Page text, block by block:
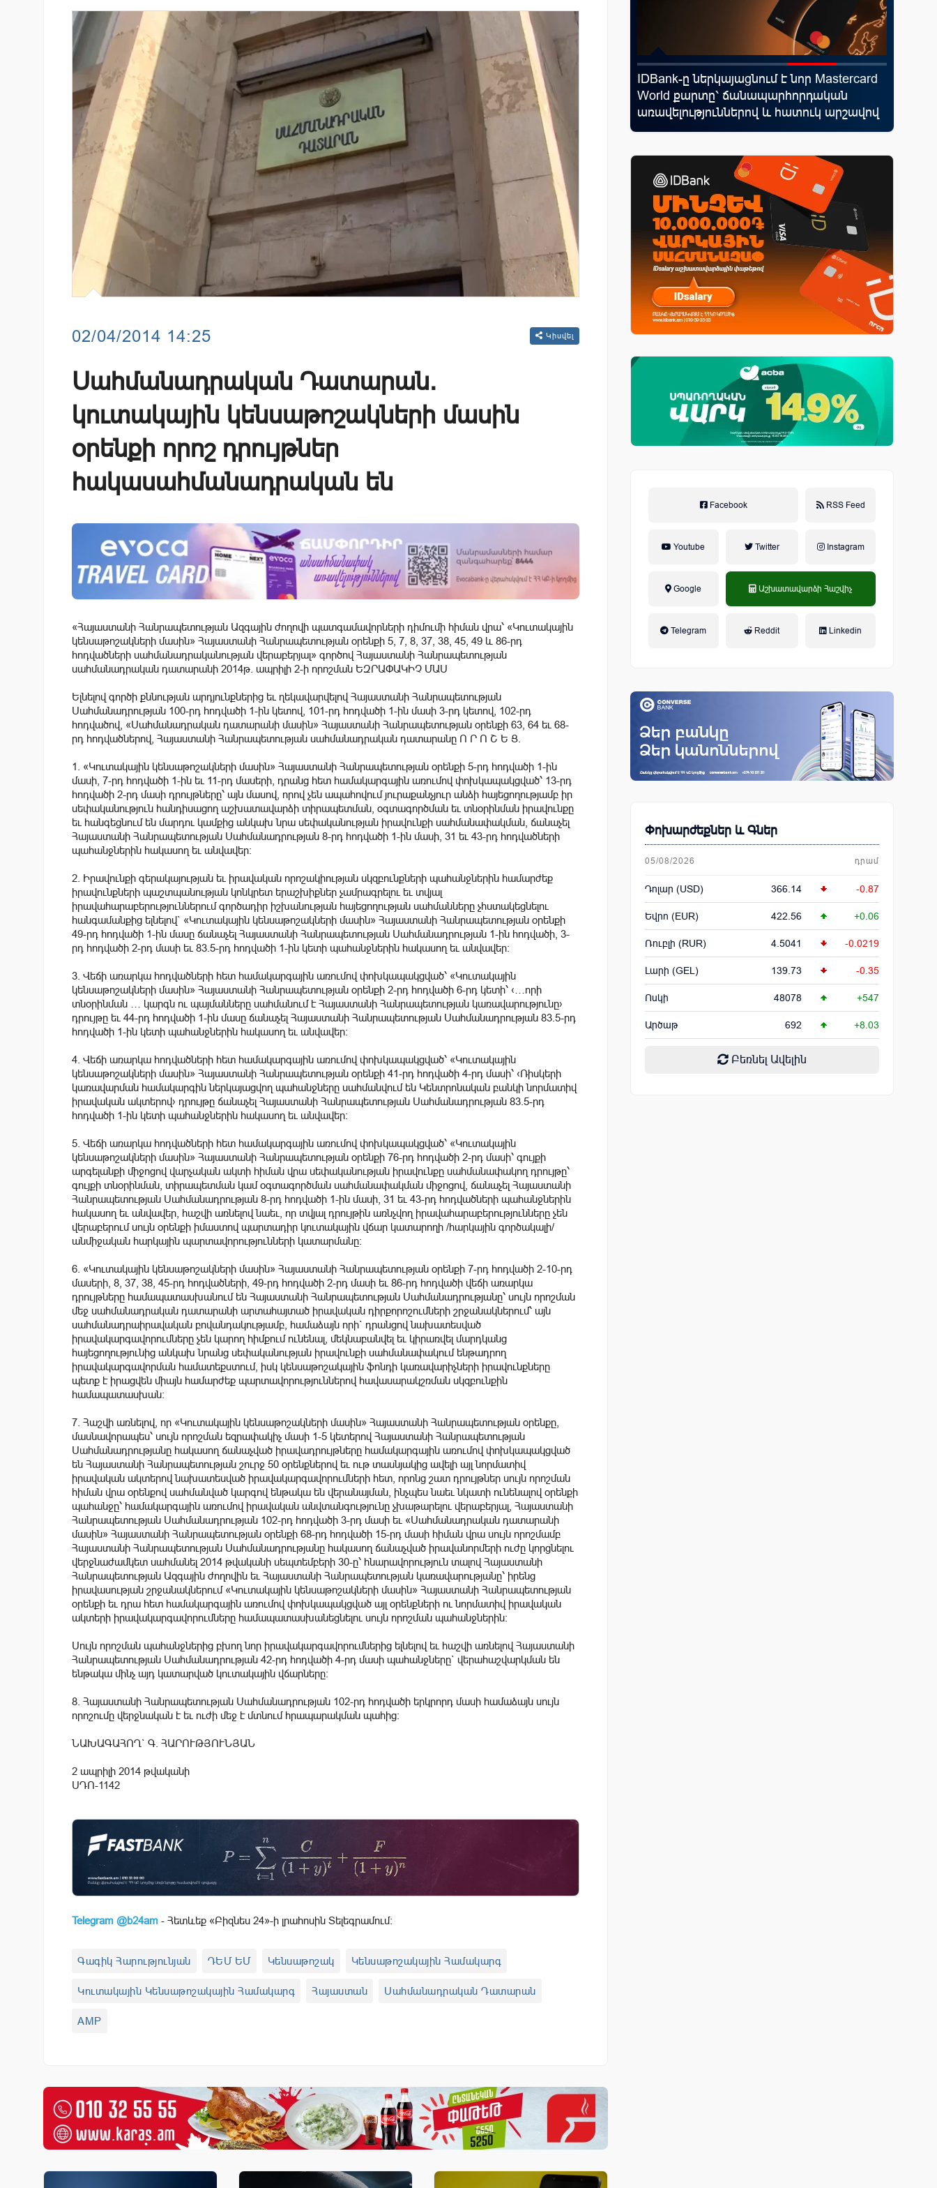
02/04/2014 14:25 Կիսվել
Սահմանադրական Դատարան.
կուտակային կենսաթոշակների մասին
օրենքի որոշ դրույթներ
հակասահմանադրական են
«Հայաստանի Հանրապետության Ազգային ժողովի պատգամավորների դիմումի հիման վրա՝ «Կուտակային
կենսաթոշակների մասին» Հայաստանի Հանրապետության օրենքի 5, 7, 8, 37, 38, 45, 49 և 86-րդ
հոդվածների սահմանադրականության վերաբերյալ» գործով Հայաստանի Հանրապետության
սահմանադրական դատարանի 2014թ. ապրիլի 2-ի որոշման ԵԶՐԱՓԱԿԻՉ ՄԱՍ
Ելնելով գործի քննության արդյունքներից եւ ղեկավարվելով Հայաստանի Հանրապետության
Սահմանադրության 100-րդ հոդվածի 1-ին կետով, 101-րդ հոդվածի 1-ին մասի 3-րդ կետով, 102-րդ
հոդվածով, «Սահմանադրական դատարանի մասին» Հայաստանի Հանրապետության օրենքի 63, 64 եւ 68-
րդ հոդվածներով, Հայաստանի Հանրապետության սահմանադրական դատարանը Ո Ր Ո Շ Ե Ց.
1. «Կուտակային կենսաթոշակների մասին» Հայաստանի Հանրապետության օրենքի 5-րդ հոդվածի 1-ին
մասի, 7-րդ հոդվածի 1-ին եւ 11-րդ մասերի, դրանց հետ համակարգային առումով փոխկապակցված՝ 13-րդ
հոդվածի 2-րդ մասի դրույթները՝ այն մասով, որով չեն ապահովում յուրաքանչյուր անձի հայեցողությամբ իր
սեփականություն հանդիսացող աշխատավարձի տիրապետման, օգտագործման եւ տնօրինման իրավունքը
եւ հանգեցնում են մարդու կամքից անկախ նրա սեփականության իրավունքի սահմանափակման, ճանաչել
Հայաստանի Հանրապետության Սահմանադրության 8-րդ հոդվածի 1-ին մասի, 31 եւ 43-րդ հոդվածների
պահանջներին հակասող եւ անվավեր։
2. Իրավունքի գերակայության եւ իրավական որոշակիության սկզբունքների պահանջներին համարժեք
իրավունքների պաշտպանության կոնկրետ երաշխիքներ չամրագրելու եւ տվյալ
իրավահարաբերություններում գործադիր իշխանության հայեցողության սահմանները չհստակեցնելու
հանգամանքից ելնելով` «Կուտակային կենսաթոշակների մասին» Հայաստանի Հանրապետության օրենքի
49-րդ հոդվածի 1-ին մասը ճանաչել Հայաստանի Հանրապետության Սահմանադրության 1-ին հոդվածի, 3-
րդ հոդվածի 2-րդ մասի եւ 83.5-րդ հոդվածի 1-ին կետի պահանջներին հակասող եւ անվավեր։
3. Վեճի առարկա հոդվածների հետ համակարգային առումով փոխկապակցված՝ «Կուտակային
կենսաթոշակների մասին» Հայաստանի Հանրապետության օրենքի 2-րդ հոդվածի 6-րդ կետի՝ ‹…որի
տնօրինման … կարգն ու պայմանները սահմանում է Հայաստանի Հանրապետության կառավարությունը›
դրույթը եւ 44-րդ հոդվածի 1-ին մասը ճանաչել Հայաստանի Հանրապետության Սահմանադրության 83.5-րդ
հոդվածի 1-ին կետի պահանջներին հակասող եւ անվավեր։
4. Վեճի առարկա հոդվածների հետ համակարգային առումով փոխկապակցված՝ «Կուտակային
կենսաթոշակների մասին» Հայաստանի Հանրապետության օրենքի 41-րդ հոդվածի 4-րդ մասի՝ ‹Ռիսկերի
կառավարման համակարգին ներկայացվող պահանջները սահմանվում են Կենտրոնական բանկի նորմատիվ
իրավական ակտերով› դրույթը ճանաչել Հայաստանի Հանրապետության Սահմանադրության 83.5-րդ
հոդվածի 1-ին կետի պահանջներին հակասող եւ անվավեր։
5. Վեճի առարկա հոդվածների հետ համակարգային առումով փոխկապակցված՝ «Կուտակային
կենսաթոշակների մասին» Հայաստանի Հանրապետության օրենքի 76-րդ հոդվածի 2-րդ մասի՝ գույքի
արգելանքի միջոցով վարչական ակտի հիման վրա սեփականության իրավունքը սահմանափակող դրույթը՝
գույքի տնօրինման, տիրապետման կամ օգտագործման սահմանափակման միջոցով, ճանաչել Հայաստանի
Հանրապետության Սահմանադրության 8-րդ հոդվածի 1-ին մասի, 31 եւ 43-րդ հոդվածների պահանջներին
հակասող եւ անվավեր, հաշվի առնելով նաեւ, որ տվյալ դրույթին առնչվող իրավահարաբերությունները չեն
վերաբերում սույն օրենքի իմաստով պարտադիր կուտակային վճար կատարողի /հարկային գործակալի/
անմիջական հարկային պարտավորությունների կատարմանը։
6. «Կուտակային կենսաթոշակների մասին» Հայաստանի Հանրապետության օրենքի 7-րդ հոդվածի 2-10-րդ
մասերի, 8, 37, 38, 45-րդ հոդվածների, 49-րդ հոդվածի 2-րդ մասի եւ 86-րդ հոդվածի վեճի առարկա
դրույթները համապատասխանում են Հայաստանի Հանրապետության Սահմանադրությանը՝ սույն որոշման
մեջ սահմանադրական դատարանի արտահայտած իրավական դիրքորոշումների շրջանակներում՝ այն
սահմանադրաիրավական բովանդակությամբ, համաձայն որի` դրանցով նախատեսված
իրավակարգավորումները չեն կարող հիմքում ունենալ, մեկնաբանվել եւ կիրառվել մարդկանց
հայեցողությունից անկախ նրանց սեփականության իրավունքի սահմանափակում ենթադրող
իրավակարգավորման համատեքստում, իսկ կենսաթոշակային ֆոնդի կառավարիչների իրավունքները
պետք է իրացվեն միայն համարժեք պարտավորություններով հավասարակշռման սկզբունքին
համապատասխան։
7. Հաշվի առնելով, որ «Կուտակային կենսաթոշակների մասին» Հայաստանի Հանրապետության օրենքը,
մասնավորապես՝ սույն որոշման եզրափակիչ մասի 1-5 կետերով Հայաստանի Հանրապետության
Սահմանադրությանը հակասող ճանաչված իրավադրույթները համակարգային առումով փոխկապակցված
են Հայաստանի Հանրապետության շուրջ 50 օրենքներով եւ ութ տասնյակից ավելի այլ նորմատիվ
իրավական ակտերով նախատեսված իրավակարգավորումների հետ, որոնց շատ դրույթներ սույն որոշման
հիման վրա օրենքով սահմանված կարգով ենթակա են վերանայման, ինչպես նաեւ նկատի ունենալով օրենքի
պահանջը՝ համակարգային առումով իրավական անվտանգությունը չխաթարելու վերաբերյալ, Հայաստանի
Հանրապետության Սահմանադրության 102-րդ հոդվածի 3-րդ մասի եւ «Սահմանադրական դատարանի
մասին» Հայաստանի Հանրապետության օրենքի 68-րդ հոդվածի 15-րդ մասի հիման վրա սույն որոշմամբ
Հայաստանի Հանրապետության Սահմանադրությանը հակասող ճանաչված իրավանորմերի ուժը կորցնելու
վերջնաժամկետ սահմանել 2014 թվականի սեպտեմբերի 30-ը՝ հնարավորություն տալով Հայաստանի
Հանրապետության Ազգային ժողովին եւ Հայաստանի Հանրապետության կառավարությանը՝ իրենց
իրավասության շրջանակներում «Կուտակային կենսաթոշակների մասին» Հայաստանի Հանրապետության
օրենքի եւ դրա հետ համակարգային առումով փոխկապակցված այլ օրենքների ու նորմատիվ իրավական
ակտերի իրավակարգավորումները համապատասխանեցնելու սույն որոշման պահանջներին։
Սույն որոշման պահանջներից բխող նոր իրավակարգավորումներից ելնելով եւ հաշվի առնելով Հայաստանի
Հանրապետության Սահմանադրության 42-րդ հոդվածի 4-րդ մասի պահանջները` վերահաշվարկման են
ենթակա մինչ այդ կատարված կուտակային վճարները:
8. Հայաստանի Հանրապետության Սահմանադրության 102-րդ հոդվածի երկրորդ մասի համաձայն սույն
որոշումը վերջնական է եւ ուժի մեջ է մտնում հրապարակման պահից:
ՆԱԽԱԳԱՀՈՂ` Գ. ՀԱՐՈՒԹՅՈՒՆՅԱՆ
2 ապրիլի 2014 թվականի
ՍԴՈ-1142
Telegram @b24am - Հետևեք «Բիզնես 24»-ի լրահոսին Տելեգրամում:
Գագիկ Հարությունյան ԴԵՄ ԵՄ Կենսաթոշակ Կենսաթոշակային Համակարգ
Կուտակային Կենսաթոշակային Համակարգ Հայաստան Սահմանադրական Դատարան
AMP
կայացել է
թեմայով
Կոնվերս Բանկը և Visa-ն ընդլայնում են
ռազմավարական համագործակցությունը՝
նոր հաճախորդակենտրոն լուծումների
զարգացման նպատակով
Սպորտ և փող. Ինչպես են պատմության
10 ամենահարուստ մարզիկները կուտակել
իրենց կարողությունը
IDBank-ը ներկայացնում է նոր Mastercard
World քարտը՝ ճանապարհորդական
առավելություններով և հատուկ արշավով
Facebook RSS Feed
Youtube Twitter Instagram
Google Աշխատավարձի Հաշվիչ
Telegram Reddit Linkedin
Փոխարժեքներ և Գներ
05/08/2026 դրամ
Դոլար (USD) 366.14 -0.87
Եվրո (EUR) 422.56 +0.06
Ռուբլի (RUR) 4.5041 -0.0219
Լարի (GEL) 139.73 -0.35
Ոսկի 48078 +547
Արծաթ 692 +8.03
Բեռնել Ավելին